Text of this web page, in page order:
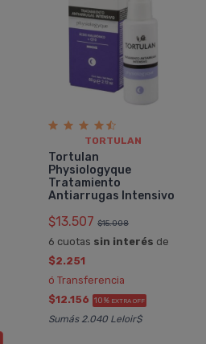
TORTULAN
Tortulan
Physiologyque
Tratamiento
Antiarrugas Intensivo
$13.507 $15.008
6 cuotas sin interés de
$2.251
ó Transferencia
$12.156 10% EXTRA OFF
Sumás 2.040 Leloir$